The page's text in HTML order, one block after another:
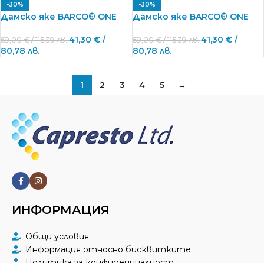
-30%
Дамско яке BARCO® ONE
59,00€/ 115,39 лв.41,30 € /
80,78 лв.
-30%
Дамско яке BARCO® ONE
59,00€/ 115,39 лв.41,30 €/
80,78 лв.
1 2 3 4 5 →
ИНФОРМАЦИЯ
Общи условия
Информация относно бисквитките